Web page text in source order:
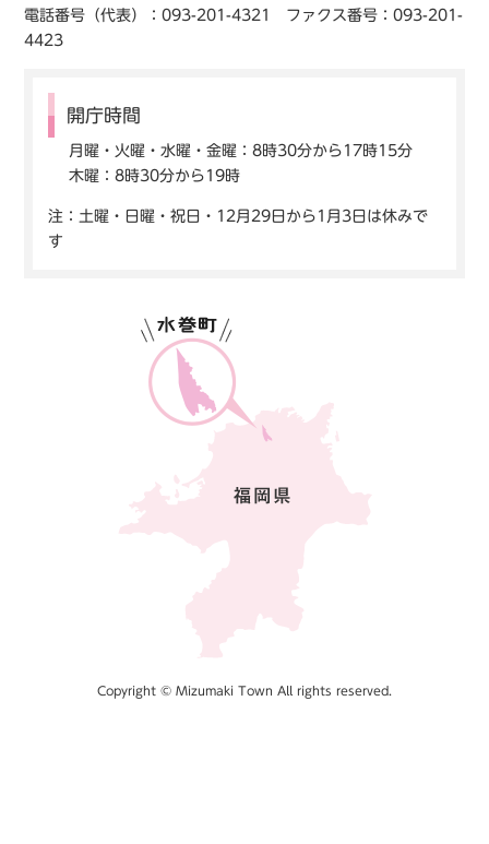
電話番号（代表）：093-201-4321 ファクス番号：093-201-
4423
開庁時間
月曜・火曜・水曜・金曜：8時30分から17時15分
木曜：8時30分から19時
注：土曜・日曜・祝日・12月29日から1月3日は休みで
す
Copyright © Mizumaki Town All rights reserved.